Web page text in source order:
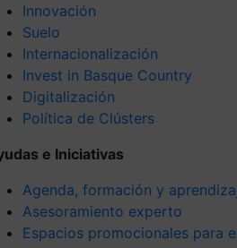
Innovación
Suelo
Internacionalización
Invest in Basque Country
Digitalización
Política de Clústers
e Iniciativas
Agenda, formación y
Asesoramiento experto
Espacios promocionales para